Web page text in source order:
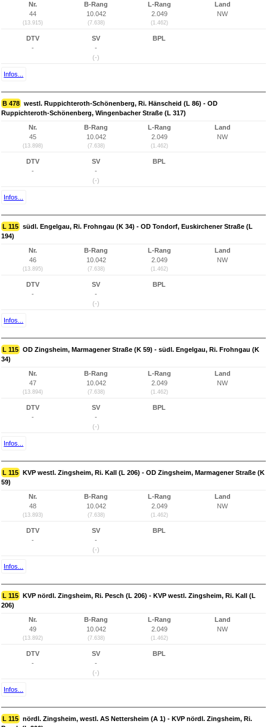
Nr.
44
(13.915)
B-Rang
10.042
(7.638)
L-Rang
2.049
(1.462)
Land
NW
DTV
-
SV
-
(-)
BPL
Infos...
B 478 westl. Ruppichteroth-Schönenberg, Ri. Hänscheid (L 86) - OD
Ruppichteroth-Schönenberg, Wingenbacher Straße (L 317)
Nr.
45
(13.898)
B-Rang
10.042
(7.638)
L-Rang
2.049
(1.462)
Land
NW
DTV
-
SV
-
(-)
BPL
Infos...
L 115 südl. Engelgau, Ri. Frohngau (K 34) - OD Tondorf, Euskirchener Straße (L
194)
Nr.
46
(13.895)
B-Rang
10.042
(7.638)
L-Rang
2.049
(1.462)
Land
NW
DTV
-
SV
-
(-)
BPL
Infos...
L 115 OD Zingsheim, Marmagener Straße (K 59) - südl. Engelgau, Ri. Frohngau (K
34)
Nr.
47
(13.894)
B-Rang
10.042
(7.638)
L-Rang
2.049
(1.462)
Land
NW
DTV
-
SV
-
(-)
BPL
Infos...
L 115 KVP westl. Zingsheim, Ri. Kall (L 206) - OD Zingsheim, Marmagener Straße (K
59)
Nr.
48
(13.893)
B-Rang
10.042
(7.638)
L-Rang
2.049
(1.462)
Land
NW
DTV
-
SV
-
(-)
BPL
Infos...
L 115 KVP nördl. Zingsheim, Ri. Pesch (L 206) - KVP westl. Zingsheim, Ri. Kall (L
206)
Nr.
49
(13.892)
B-Rang
10.042
(7.638)
L-Rang
2.049
(1.462)
Land
NW
DTV
-
SV
-
(-)
BPL
Infos...
L 115 nördl. Zingsheim, westl. AS Nettersheim (A 1) - KVP nördl. Zingsheim, Ri.